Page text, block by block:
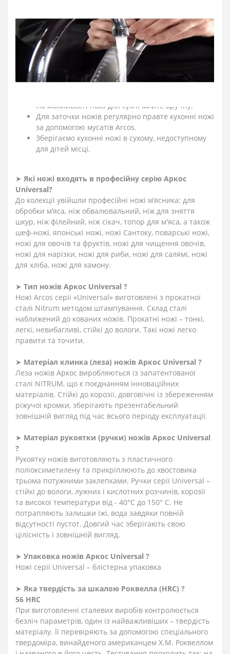
UNIVERSAL?
➤ Як доглядати за кухонними ножами Аркос?
Мийте кухонні ножі відразу після використання.
Після експлуатації протирайте насухо кухонні
ножі м'якою тканиною.
Рекомендуємо нарізати на дерев'яній або
По можливості ножі для кухні мийте вручну.
Для заточки ножів регулярно правте кухонні ножі
за допомогою мусатів Arcos.
Зберігаємо кухонні ножі в сухому, недоступному
для дітей місці.
➤ Які ножі входять в професійну серію Аркос
Universal?
До колекції увійшли професійні ножі м’ясника: для
обробки м’яса, ніж обвалювальний, ніж для зняття
шкур, ніж філейний, ніж сікач, топор для м'яса, а також
шеф-ножі, японські ножі, ножі Сантоку, поварські ножі,
ножі для овочів та фруктів, ножі для чищення овочів,
ножі для нарізки, ножі для риби, ножі для салямі, ножі
для хліба, ножі для хамону.
➤ Тип ножів Аркос Universal ?
Ножі Arcos серії «Universal» виготовлені з прокатної
сталі Nitrum методом штампування. Склад сталі
наближений до кованих ножів. Прокатні ножі – тонкі,
легкі, невибагливі, стійкі до вологи. Такі ножі легко
правити та точити.
➤ Матеріал клинка (леза) ножів Аркос Universal ?
Леза ножів Аркос виробляються із запатентованої
сталі NITRUM, що є поєднанням інноваційних
матеріалів. Стійкі до корозії, довговічні із збереженням
ріжучої кромки, зберігають презентабельний
зовнішній вигляд під час всього періоду експлуатації.
➤ Матеріал рукоятки (ручки) ножів Аркос Universal
?
Рукоятку ножів виготовляють з пластичного
поліоксиметилену та прикріплюють до хвостовика
трьома потужними заклепками. Ручки серії Universal –
стійкі до вологи, лужних і кислотних розчинів, корозії
та високої температури від - 40°C до 150° C. Не
потрапляють залишки їжі, вода завдяки повній
відсутності пустот. Довгий час зберігають свою
цілісність і зовнішній вигляд.
➤ Упаковка ножів Аркос Universal ?
Ножі серії Universal – блістерна упаковка
➤ Яка твердість за шкалою Роквелла (HRC) ?
56 HRC
При виготовленні сталевих виробів контролюється
безліч параметрів, один із найважливіших – твердість
матеріалу. Її перевіряють за допомогою спеціального
твердоміра, винайденого американцем Х.М. Роквеллом